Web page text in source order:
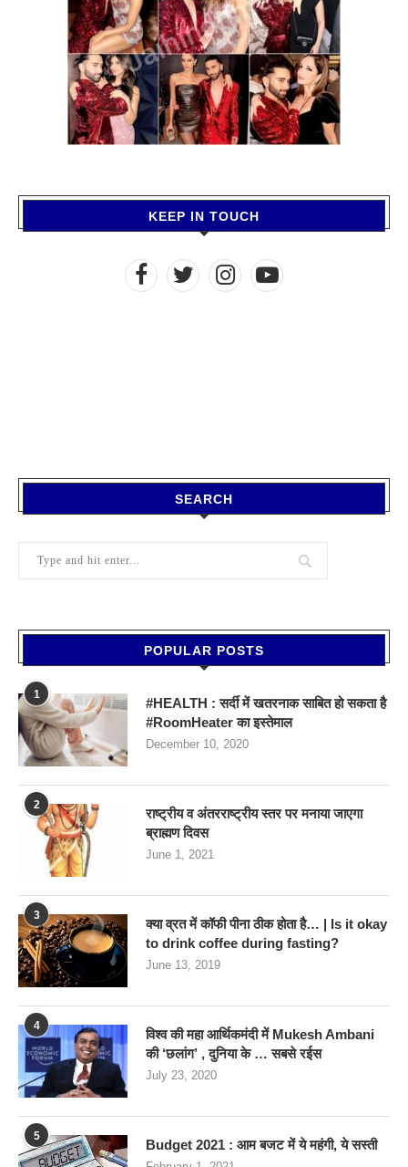
KEEP IN TOUCH
SEARCH
POPULAR POSTS
1
#HEALTH : सर्दी में खतरनाक साबित हो सकता है
#RoomHeater का इस्तेमाल
December 10, 2020
2
राष्ट्रीय व अंतरराष्ट्रीय स्तर पर मनाया जाएगा
ब्राह्मण दिवस
June 1, 2021
3
क्या व्रत में कॉफी पीना ठीक होता है… | Is it okay
to drink coffee during fasting?
June 13, 2019
4
विश्व की महा आर्थिकमंदी में Mukesh Ambani
की ‘छलांग’ , दुनिया के … सबसे रईस
July 23, 2020
5
Budget 2021 : आम बजट में ये महंगी, ये सस्‍ती